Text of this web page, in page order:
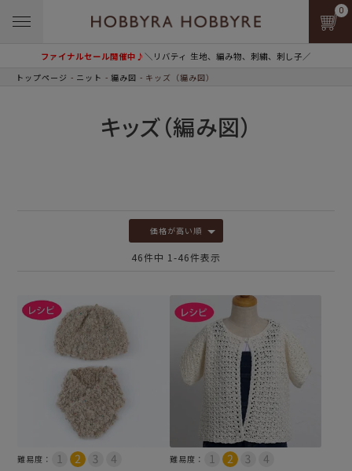
ファイナルセール開催中♪＼リバティ 生地、編み物、刺繍、刺し子／
0
トップページ ニット 編み図 キッズ（編み図）
キッズ（編み図）
価格が高い順
46件中 1 -46件表示
難易度： 難易度：